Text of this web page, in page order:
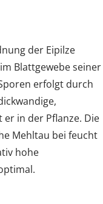
der Eipilze
Blattgewebe seiner
erfolgt durch
in der Pflanze. Die
Mehltau bei feucht
hohe